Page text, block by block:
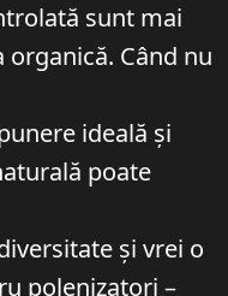
sunt mai
Când nu
ideală și
poate
și vrei o
polenizatori –